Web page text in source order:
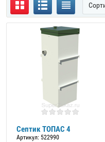
Септик ТОПАС 4
Артикул: 522990